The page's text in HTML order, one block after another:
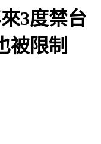
3度禁台
限制